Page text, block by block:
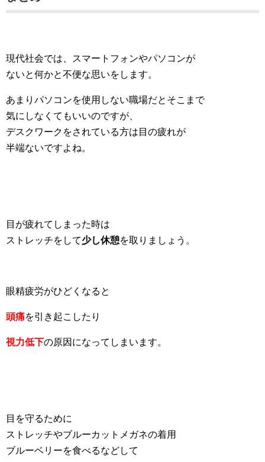
現代社会では、スマートフォンやパソコンが
ないと何かと不便な思いをします。
あまりパソコンを使用しない職場だとそこまで
気にしなくてもいいのですが、
デスクワークをされている方は目の疲れが
半端ないですよね。
目が疲れてしまった時は
ストレッチをして少し休憩を取りましょう。
眼精疲労がひどくなると
頭痛を引き起こしたり
視力低下の原因になってしまいます。
目を守るために
ストレッチやブルーカットメガネの着用
ブルーベリーを食べるなどして